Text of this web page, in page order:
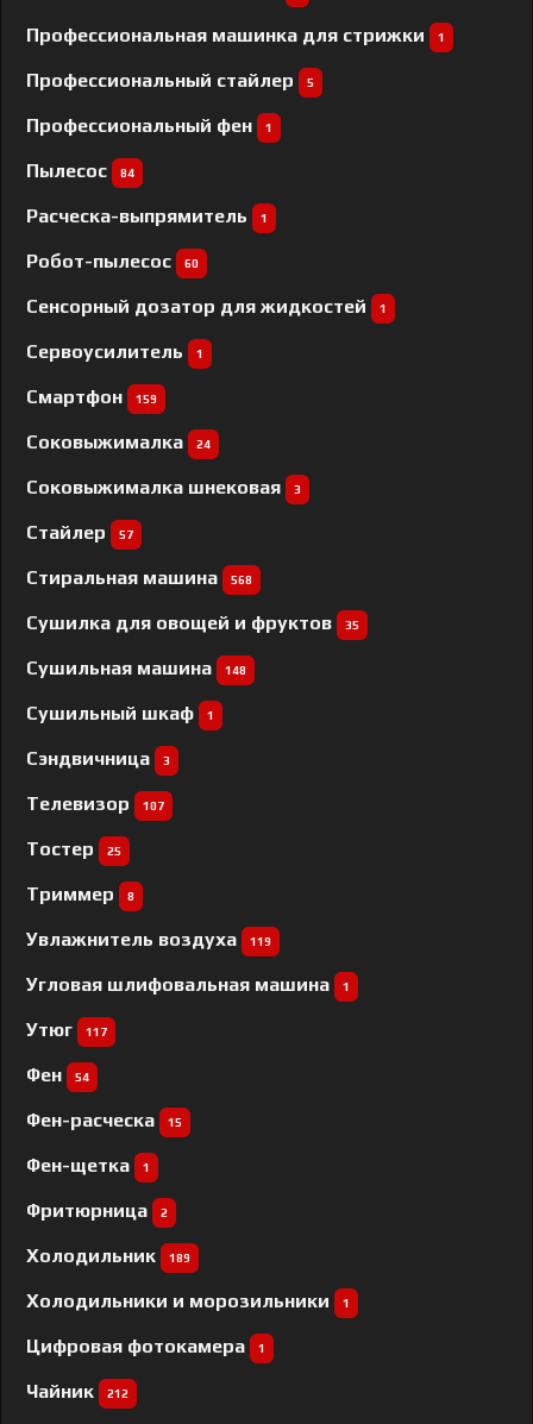
Профессиональная машинка для стрижки 1
Профессиональный cтайлер 5
Профессиональный фен 1
Пылесос 84
Расческа-выпрямитель 1
Робот-пылесос 60
Сенсорный дозатор для жидкостей 1
Сервоусилитель 1
Смартфон 159
Соковыжималка 24
Соковыжималка шнековая 3
Стайлер 57
Стиральная машина 568
Сушилка для овощей и фруктов 35
Сушильная машина 148
Сушильный шкаф 1
Сэндвичница 3
Телевизор 107
Тостер 25
Триммер 8
Увлажнитель воздуха 119
Угловая шлифовальная машина 1
Утюг 117
Фен 54
Фен-расческа 15
Фен-щетка 1
Фритюрница 2
Холодильник 189
Холодильники и морозильники 1
Цифровая фотокамера 1
Чайник 212